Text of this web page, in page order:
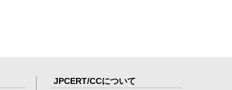
JPCERT/CCについて